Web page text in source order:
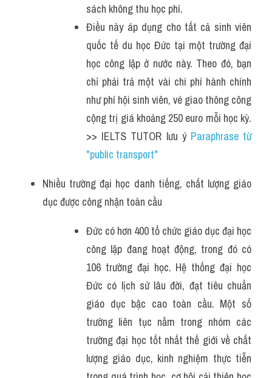
sách không thu học phí.
Điều này áp dụng cho tất cả sinh viên
quốc tế du học Đức tại một trường đại
học công lập ở nước này. Theo đó, bạn
chỉ phải trả một vài chi phí hành chính
như phí hội sinh viên, vé giao thông công
cộng trị giá khoảng 250 euro mỗi học kỳ.
>> IELTS TUTOR lưu ý Paraphrase từ
"public transport"
Nhiều trường đại học danh tiếng, chất lượng giáo
dục được công nhận toàn cầu
Đức có hơn 400 tổ chức giáo dục đại học
công lập đang hoạt động, trong đó có
106 trường đại học. Hệ thống đại học
Đức có lịch sử lâu đời, đạt tiêu chuẩn
giáo dục bậc cao toàn cầu. Một số
trường liên tục nằm trong nhóm các
trường đại học tốt nhất thế giới về chất
lượng giáo dục, kinh nghiệm thực tiễn